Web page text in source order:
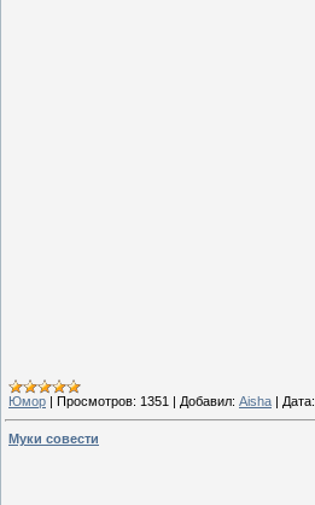
Юмор Просмотров: 1351 Добавил: Aisha Дата:
Муки совести